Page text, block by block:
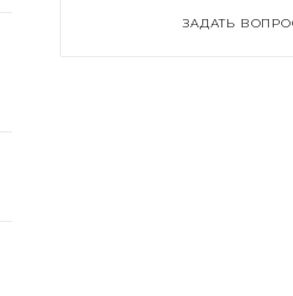
ЗАДАТЬ